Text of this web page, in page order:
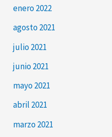
enero 2022
agosto 2021
julio 2021
junio 2021
mayo 2021
abril 2021
marzo 2021